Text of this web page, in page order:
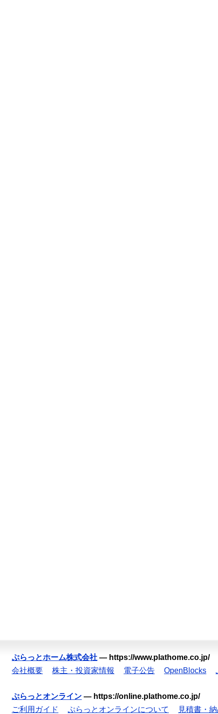
ぷらっとホーム株式会社 — https://www.plathome.co.jp/
会社概要
株主・投資家情報 電子公告 OpenBlocks
ぷらっとオンライン — https://online.plathome.co.jp/
ご利用ガイド
ぷらっとオンラインについて
見積書・